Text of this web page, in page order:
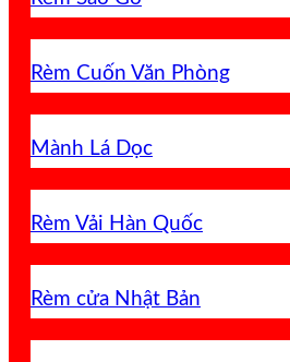
Rèm Cuốn Văn Phòng
Mành Lá Dọc
Rèm Vải Hàn Quốc
Rèm cửa Nhật Bản